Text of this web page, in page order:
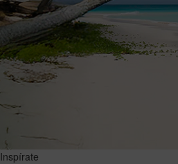
Inspírate